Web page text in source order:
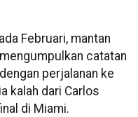
Februari, mantan
catatan
perjalanan ke
kalah dari Carlos
di Miami.